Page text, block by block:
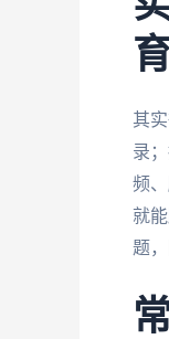
其
录
频
就
题